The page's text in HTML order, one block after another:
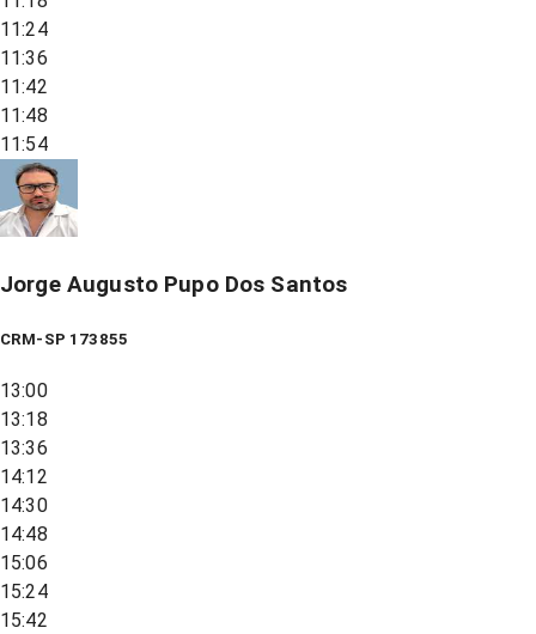
11:24
11:36
11:42
11:48
11:54
Jorge Augusto Pupo Dos Santos
CRM-SP 173855
13:00
13:18
13:36
14:12
14:30
14:48
15:06
15:24
15:42